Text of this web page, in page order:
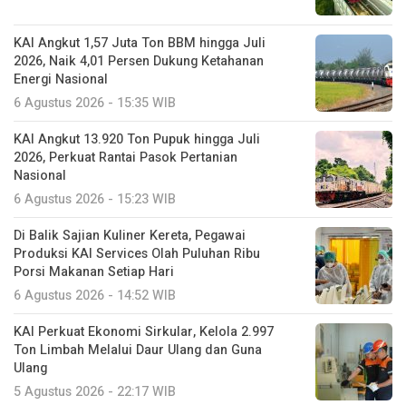
KAI Angkut 1,57 Juta Ton BBM hingga Juli
2026, Naik 4,01 Persen Dukung Ketahanan
Energi Nasional
6 Agustus 2026 - 15:35 WIB
KAI Angkut 13.920 Ton Pupuk hingga Juli
2026, Perkuat Rantai Pasok Pertanian
Nasional
6 Agustus 2026 - 15:23 WIB
Di Balik Sajian Kuliner Kereta, Pegawai
Produksi KAI Services Olah Puluhan Ribu
Porsi Makanan Setiap Hari
6 Agustus 2026 - 14:52 WIB
KAI Perkuat Ekonomi Sirkular, Kelola 2.997
Ton Limbah Melalui Daur Ulang dan Guna
Ulang
5 Agustus 2026 - 22:17 WIB